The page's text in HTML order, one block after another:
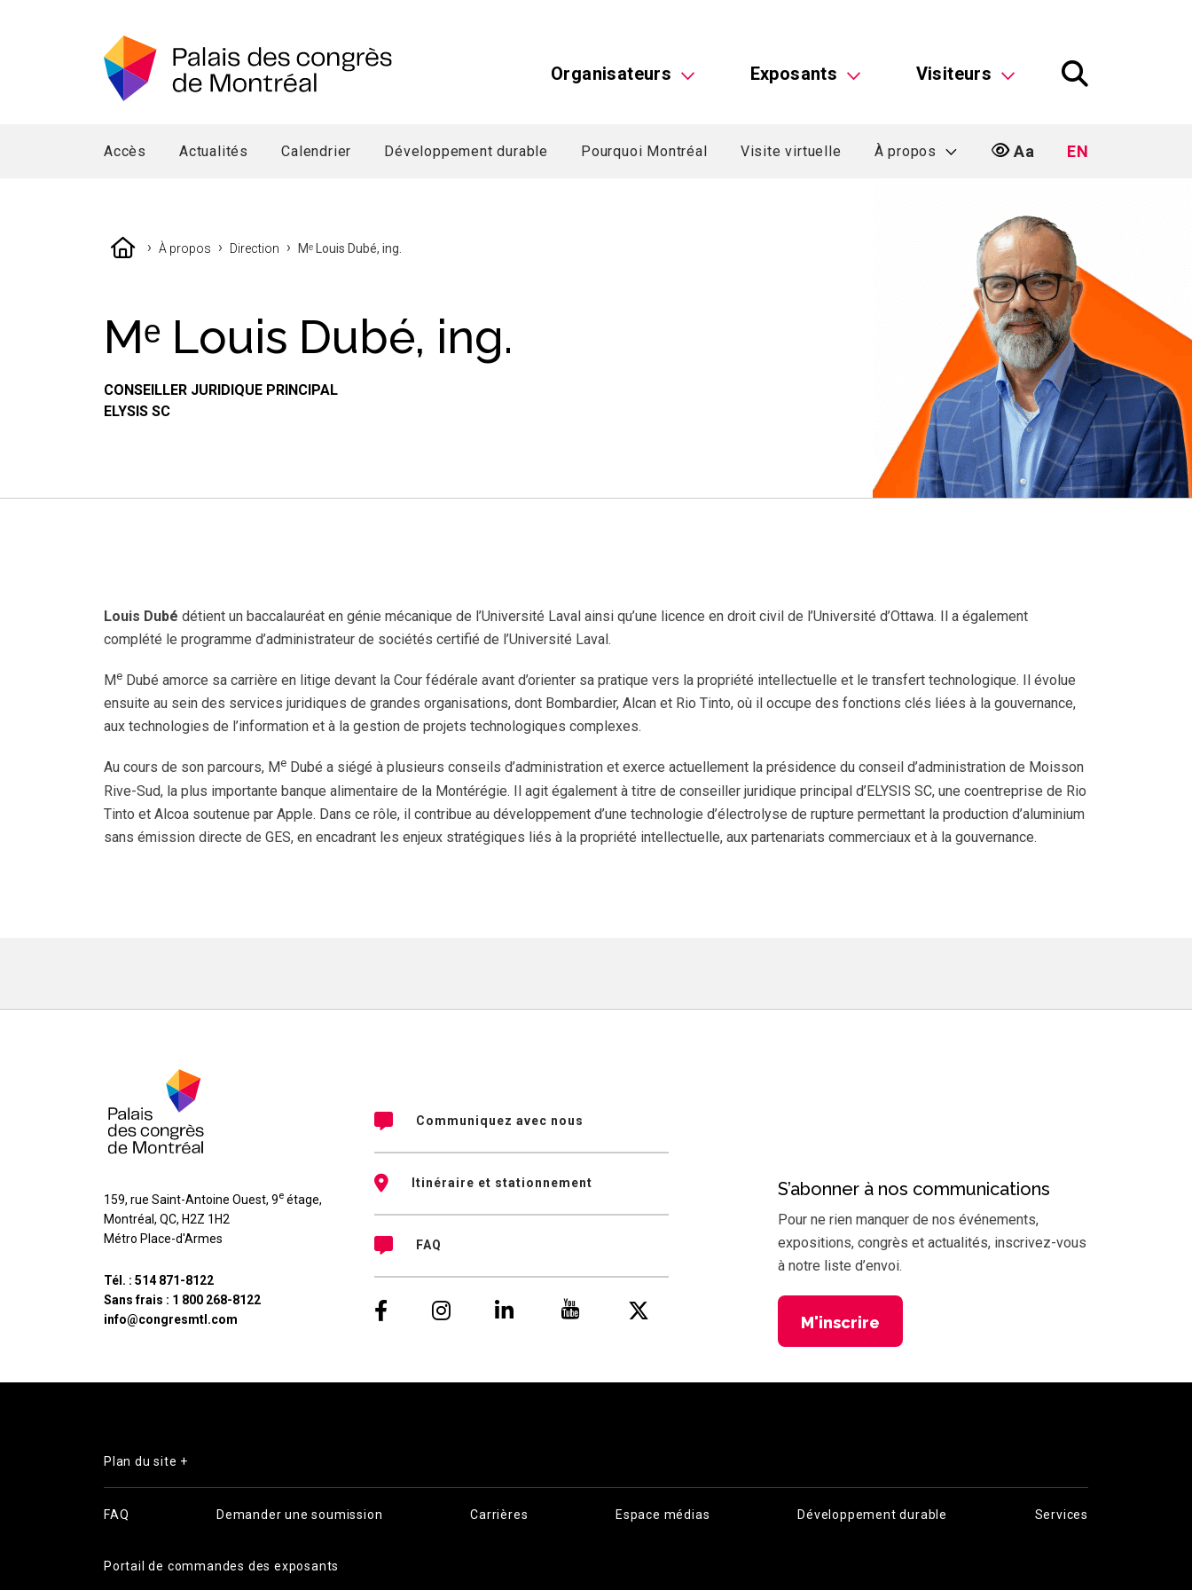
Organisateurs Exposants Visiteurs
Accès Actualités Calendrier Développement durable Pourquoi Montréal Visite virtuelle À propos Aa EN
› À propos › Direction › Mᵉ Louis Dubé, ing.
Mᵉ Louis Dubé, ing.
CONSEILLER JURIDIQUE PRINCIPAL
ELYSIS SC
Louis Dubé détient un baccalauréat en génie mécanique de l’Université Laval ainsi qu’une licence en droit civil de l’Université d’Ottawa. Il a également
complété le programme d’administrateur de sociétés certifié de l’Université Laval.
Me Dubé amorce sa carrière en litige devant la Cour fédérale avant d’orienter sa pratique vers la propriété intellectuelle et le transfert technologique. Il évolue
ensuite au sein des services juridiques de grandes organisations, dont Bombardier, Alcan et Rio Tinto, où il occupe des fonctions clés liées à la gouvernance,
aux technologies de l’information et à la gestion de projets technologiques complexes.
Au cours de son parcours, Me Dubé a siégé à plusieurs conseils d’administration et exerce actuellement la présidence du conseil d’administration de Moisson
Rive-Sud, la plus importante banque alimentaire de la Montérégie. Il agit également à titre de conseiller juridique principal d’ELYSIS SC, une coentreprise de Rio
Tinto et Alcoa soutenue par Apple. Dans ce rôle, il contribue au développement d’une technologie d’électrolyse de rupture permettant la production d’aluminium
sans émission directe de GES, en encadrant les enjeux stratégiques liés à la propriété intellectuelle, aux partenariats commerciaux et à la gouvernance.
159, rue Saint-Antoine Ouest, 9e étage,
Montréal , QC, H2Z 1H2
Métro Place-d'Armes
Tél. : 514 871-8122
Sans frais : 1 800 268-8122
info@congresmtl.com
Communiquez avec nous
Itinéraire et stationnement
FAQ
S’abonner à nos communications
Pour ne rien manquer de nos événements,
expositions, congrès et actualités, inscrivez-vous
à notre liste d’envoi.
M'inscrire
Plan du site +
FAQ Demander une soumission Carrières Espace médias Développement durable Services
Portail de commandes des exposants